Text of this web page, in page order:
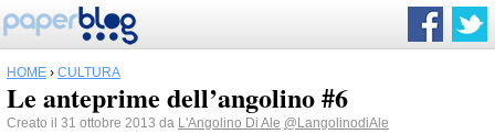
HOME › CULTURA
Le anteprime dell’angolino #6
Creato il 31 ottobre 2013 da L'Angolino Di Ale @LangolinodiAle